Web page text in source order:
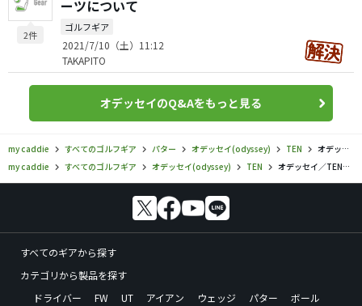
2件
ーツについて
ゴルフギア
2021/7/10（土）11:12
TAKAPITO
オデッセイのQ&Aをもっと見る
my caddie すべてのゴルフギア パター オデッセイ(odyssey) TEN
オデッセイ／TEN／TEN S TRIPLE TRACK パターの口コミ評価
my caddie
すべてのゴルフギア オデッセイ(odyssey) TEN オデッセイ／TEN／TEN S TRIPLE TRACK パターの口コミ評価
すべてのギアから探す
カテゴリから製品を探す
ドライバー
FW UT アイアン ウェッジ パター
ボール